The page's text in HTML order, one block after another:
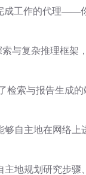
成工作的代理
与复杂推理框
索与报告生成
够自主地在网络
主地规划研究步